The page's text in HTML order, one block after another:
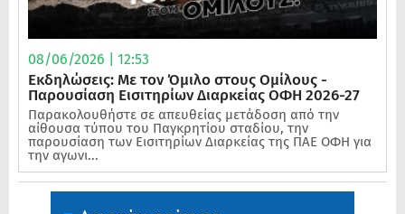
08/06/2026 | 12:53
Εκδηλώσεις: Με τον Όμιλο στους Ομίλους -
Παρουσίαση Εισιτηρίων Διαρκείας ΟΦΗ 2026-27
Παρακολουθήστε σε απευθείας μετάδοση από την
αίθουσα τύπου του Παγκρητίου σταδίου, την
παρουσίαση των Εισιτηρίων Διαρκείας της ΠΑΕ ΟΦΗ για
την αγωνι...